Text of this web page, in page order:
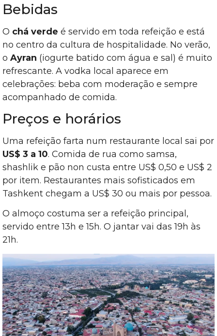
Bebidas
O chá verde é servido em toda refeição e está
no centro da cultura de hospitalidade. No verão,
o Ayran (iogurte batido com água e sal) é muito
refrescante. A vodka local aparece em
celebrações: beba com moderação e sempre
acompanhado de comida.
Preços e horários
Uma refeição farta num restaurante local sai por
US$ 3 a 10. Comida de rua como samsa,
shashlik e pão non custa entre US$ 0,50 e US$ 2
por item. Restaurantes mais sofisticados em
Tashkent chegam a US$ 30 ou mais por pessoa.
O almoço costuma ser a refeição principal,
servido entre 13h e 15h. O jantar vai das 19h às
21h.